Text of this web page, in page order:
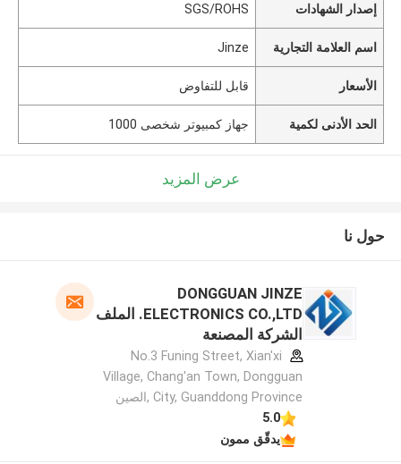
إصدار الشهادات SGS/ROHS
اسم العلامة التجارية Jinze
الأسعار قابل للتفاوض
الحد الأدنى لكمية جهاز كمبيوتر شخصى 1000
عرض المزيد
حول نا
DONGGUAN JINZE
ELECTRONICS CO.,LTD. الملف
الشركة المصنعة
No.3 Funing Street, Xian'xi
Village, Chang'an Town, Dongguan
City, Guanddong Province ,الصين
5.0
يدقّق ممون